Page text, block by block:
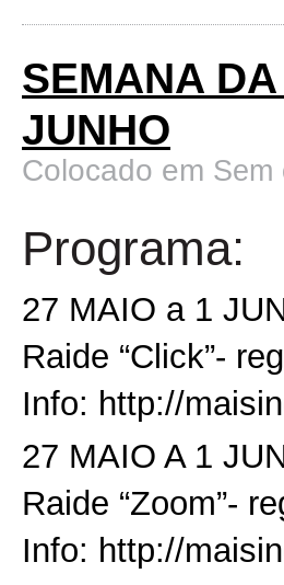
SEMANA
JUNHO
Colocado em Sem
Programa:
27 MAIO a 1
Raide “Click”-
Info: http://
27 MAIO A 1
Raide “Zoom”-
Info: http://